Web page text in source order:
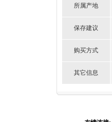
所属产地
保存建议
购买方式
其它信息